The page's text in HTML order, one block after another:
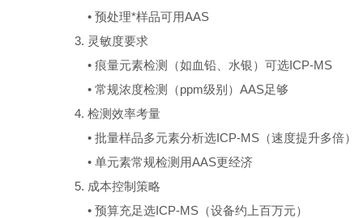
• 预处理*样品可用AAS
3. 灵敏度要求
• 痕量元素检测（如血铅、水银）可选ICP-MS
• 常规浓度检测（ppm级别）AAS足够
4. 检测效率考量
• 批量样品多元素分析选ICP-MS（速度提升多倍）
• 单元素常规检测用AAS更经济
5. 成本控制策略
• 预算充足选ICP-MS（设备约上百万元）